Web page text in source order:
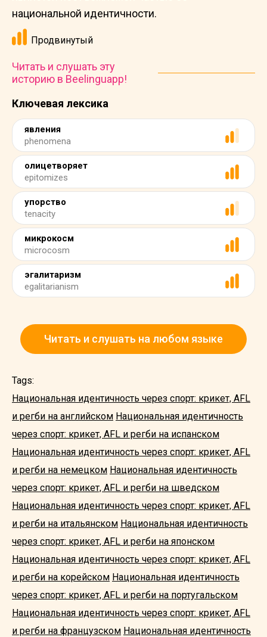
Ключевая лексика
явления
phenomena
олицетворяет
epitomizes
упорство
tenacity
микрокосм
microcosm
эгалитаризм
egalitarianism
национальной идентичности.
Продвинутый
Читать и слушать эту
историю в Beelinguapp!
Читать и слушать на любом языке
Tags:
Национальная идентичность через спорт: крикет, AFL
и регби на английском Национальная идентичность
через спорт: крикет, AFL и регби на испанском
Национальная идентичность через спорт: крикет, AFL
и регби на немецком Национальная идентичность
через спорт: крикет, AFL и регби на шведском
Национальная идентичность через спорт: крикет, AFL
и регби на итальянском Национальная идентичность
через спорт: крикет, AFL и регби на японском
Национальная идентичность через спорт: крикет, AFL
и регби на корейском Национальная идентичность
через спорт: крикет, AFL и регби на португальском
Национальная идентичность через спорт: крикет, AFL
и регби на французском Национальная идентичность